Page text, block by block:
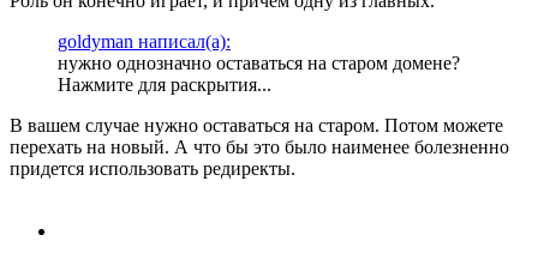
goldyman написал(а):
нужно однозначно оставаться на старом домене?
Нажмите для раскрытия...
В вашем случае нужно оставаться на старом. Потом можете
перехать на новый. А что бы это было наименее болезненно
придется использовать редиректы.